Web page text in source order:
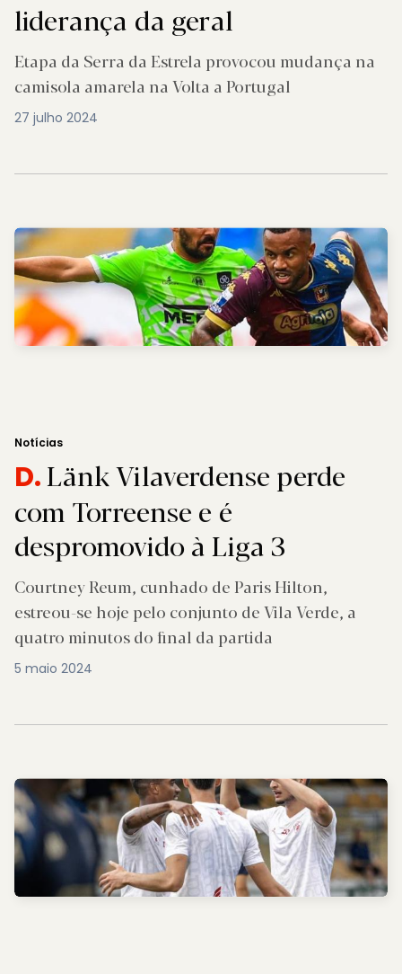
liderança da geral
Etapa da Serra da Estrela provocou mudança na
camisola amarela na Volta a Portugal
27 julho 2024
Notícias
D.Länk Vilaverdense perde
com Torreense e é
despromovido à Liga 3
Courtney Reum, cunhado de Paris Hilton,
estreou-se hoje pelo conjunto de Vila Verde, a
quatro minutos do final da partida
5 maio 2024